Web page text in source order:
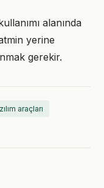
alanında
yerine
gerekir.
araçları